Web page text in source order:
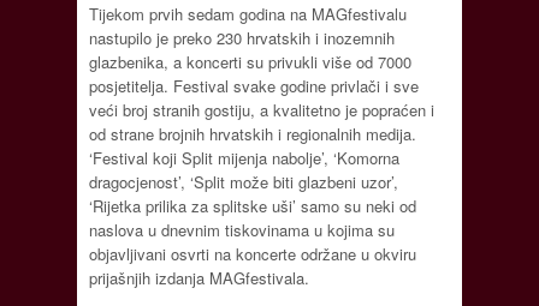
Tijekom prvih sedam godina na MAGfestivalu
nastupilo je preko 230 hrvatskih i inozemnih
glazbenika, a koncerti su privukli više od 7000
posjetitelja. Festival svake godine privlači i sve
veći broj stranih gostiju, a kvalitetno je popraćen i
od strane brojnih hrvatskih i regionalnih medija.
‘Festival koji Split mijenja nabolje’, ‘Komorna
dragocjenost’, ‘Split može biti glazbeni uzor’,
‘Rijetka prilika za splitske uši’ samo su neki od
naslova u dnevnim tiskovinama u kojima su
objavljivani osvrti na koncerte održane u okviru
prijašnjih izdanja MAGfestivala.